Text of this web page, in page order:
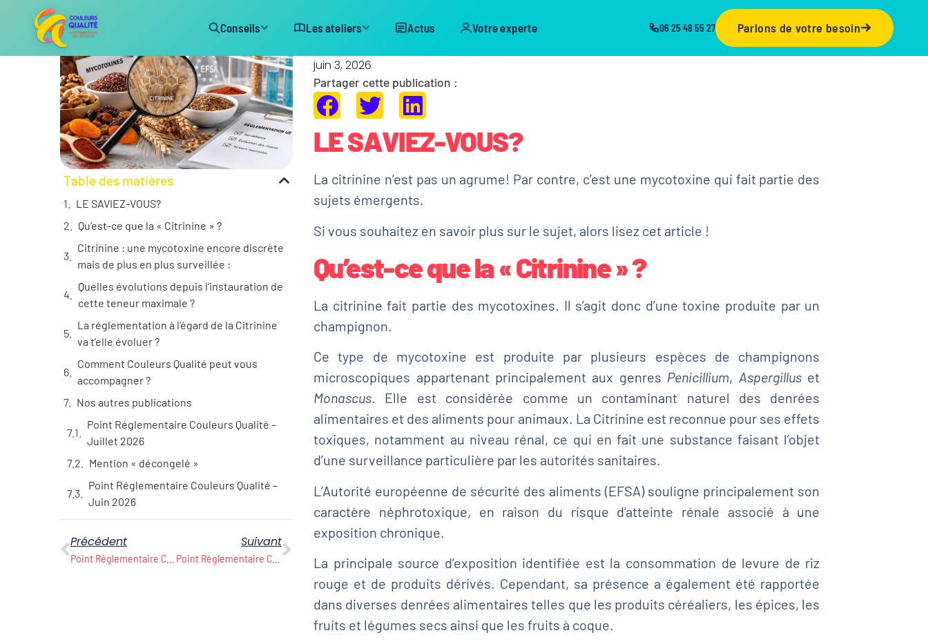
Conseils Les ateliers Actus Votre experte 06 25 48 55 27 Parlons de votre besoin
Table des matières
LE SAVIEZ-VOUS?
Qu’est-ce que la « Citrinine » ?
Citrinine : une mycotoxine encore discrète
mais de plus en plus surveillée :
Quelles évolutions depuis l’instauration de
cette teneur maximale ?
La réglementation à l’égard de la Citrinine
va t’elle évoluer ?
Comment Couleurs Qualité peut vous
accompagner ?
Nos autres publications
Point Réglementaire Couleurs Qualité –
Juillet 2026
Mention « décongelé »
Point Réglementaire Couleurs Qualité –
Juin 2026
Précédent Suivant
Citrinine
juin 3, 2026
Partager cette publication :
LE SAVIEZ-VOUS?
La citrinine n’est pas un agrume! Par contre, c’est une mycotoxine qui fait partie des
sujets émergents.
Si vous souhaitez en savoir plus sur le sujet, alors lisez cet article !
Qu’est-ce que la « Citrinine » ?
La citrinine fait partie des mycotoxines. Il s’agit donc d’une toxine produite par un
champignon.
Ce type de mycotoxine est produite par plusieurs espèces de champignons
microscopiques appartenant principalement aux genres Penicillium, Aspergilluset
Monascus. Elle est considérée comme un contaminant naturel des denrées
alimentaires et des aliments pour animaux. La Citrinine est reconnue pour ses effets
toxiques, notamment au niveau rénal, ce qui en fait une substance faisant l’objet
d’une surveillance particulière par les autorités sanitaires.
L’Autorité européenne de sécurité des aliments (EFSA) souligne principalement son
caractère néphrotoxique, en raison du risque d’atteinte rénale associé à une
exposition chronique.
La principale source d’exposition identifiée est la consommation de levure de riz
rouge et de produits dérivés. Cependant, sa présence a également été rapportée
dans diverses denrées alimentaires telles que les produits céréaliers, les épices, les
fruits et légumes secs ainsi que les fruits à coque.